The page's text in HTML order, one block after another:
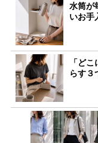
水筒が
いお手
「ど
らす３